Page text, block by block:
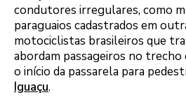
condutores irregulares, como
paraguaios cadastrados em
motociclistas brasileiros que
abordam passageiros no trecho
o início da passarela para
Iguaçu.